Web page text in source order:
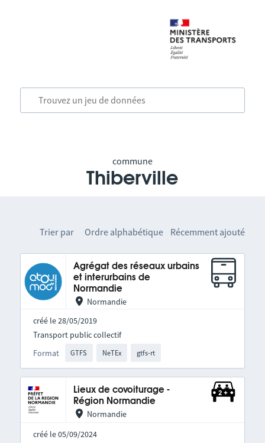
commune
Thiberville
Trier par Ordre alphabétique Récemment ajouté
Agrégat des réseaux urbains
et interurbains de
Normandie
Normandie
créé le 28/05/2019
Format GTFS NeTEx gtfs-rt
Transport public collectif
Lieux de covoiturage -
Région Normandie
Normandie
créé le 05/09/2024